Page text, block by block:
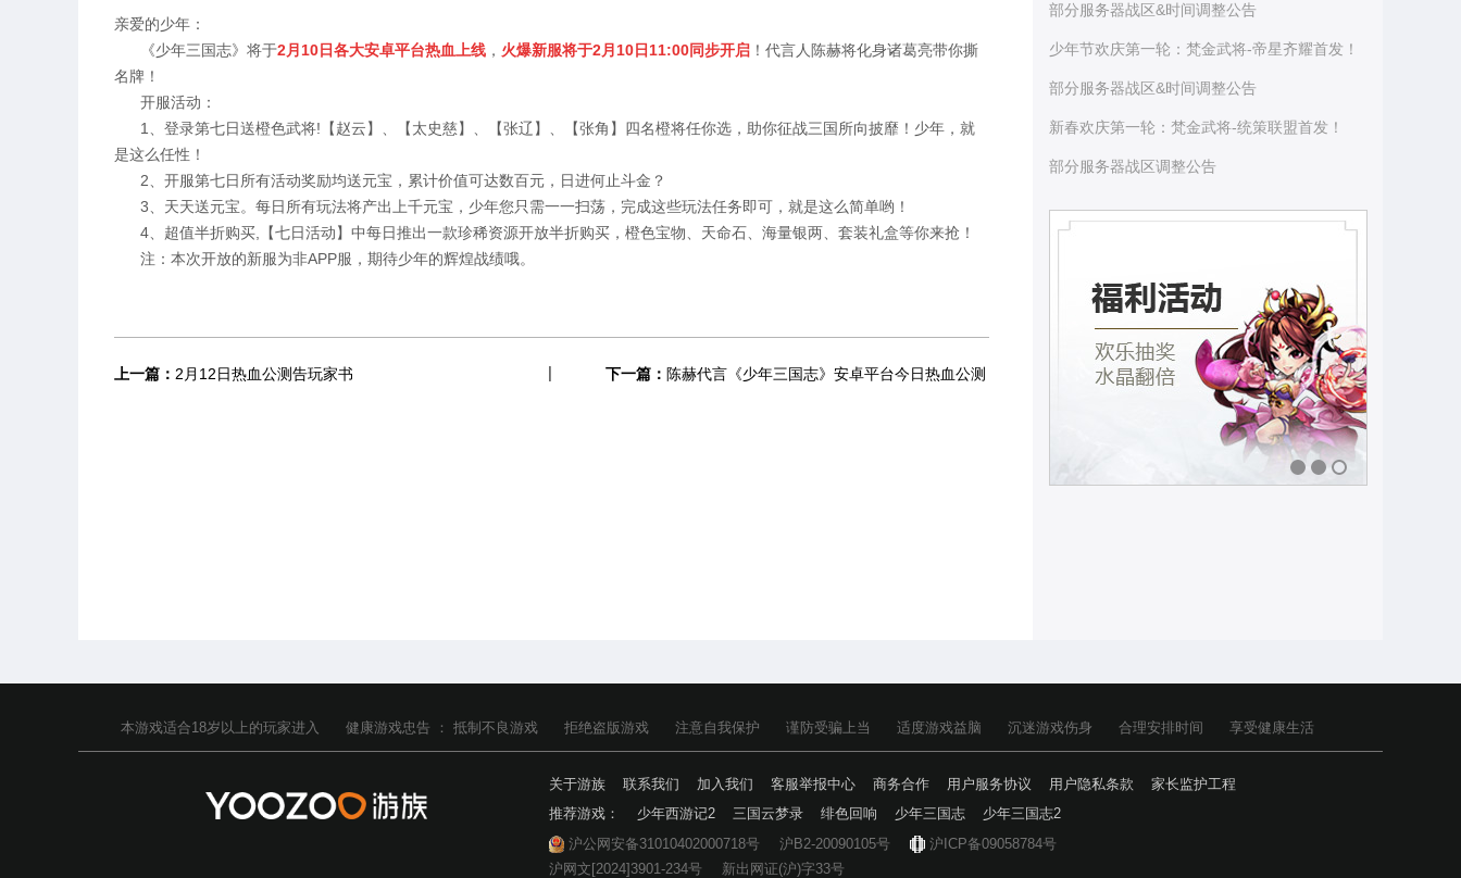
亲爱的少年：
《少年三国志》将于2月10日各大安卓平台热血上线 ， 火爆新服将于2月10日11:00同步开启 ！代言人陈赫将化身诸葛亮带你撕
名牌！
开服活动：
1、登录第七日送橙色武将!【赵云】、【太史慈】、【张辽】、【张角】四名橙将任你选，助你征战三国所向披靡！少年，就
是这么任性！
2、开服第七日所有活动奖励均送元宝，累计价值可达数百元，日进何止斗金？
3、天天送元宝。每日所有玩法将产出上千元宝，少年您只需一一扫荡，完成这些玩法任务即可，就是这么简单哟！
4、超值半折购买,【七日活动】中每日推出一款珍稀资源开放半折购买，橙色宝物、天命石、海量银两、套装礼盒等你来抢！
注：本次开放的新服为非APP服，期待少年的辉煌战绩哦。
上一篇： 2月12日热血公测告玩家书 下一篇： 陈赫代言《少年三国志》安卓平台今日热血公测
部分服务器战区&时间调整公告
少年节欢庆第一轮：梵金武将-帝星齐耀首发！
部分服务器战区&时间调整公告
新春欢庆第一轮：梵金武将-统策联盟首发！
部分服务器战区调整公告
本游戏适合18岁以上的玩家进入 健康游戏忠告 ： 抵制不良游戏 拒绝盗版游戏 注意自我保护 谨防受骗上当 适度游戏益脑 沉迷游戏伤身 合理安排时间 享受健康生活
关于游族 联系我们 加入我们 客服举报中心 商务合作 用户服务协议 用户隐私条款
家长监护工程
推荐游戏：
少年西游记2 三国云梦录 绯色回响 少年三国志
少年三国志2
沪公网安备31010402000718号
沪B2-20090105号
沪ICP备09058784号
沪网文[2024]3901-234号
新出网证(沪)字33号